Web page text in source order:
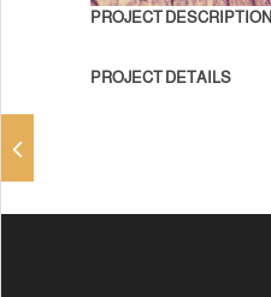
PROJECT DESCRIPTION
PROJECT DETAILS